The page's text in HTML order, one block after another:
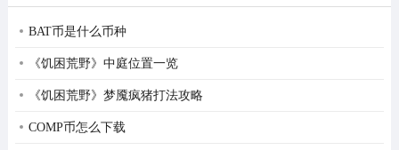
增添趣味。
BAT币是什么币种
《饥困荒野》中庭位置一览
《饥困荒野》梦魇疯猪打法攻略
COMP币怎么下载